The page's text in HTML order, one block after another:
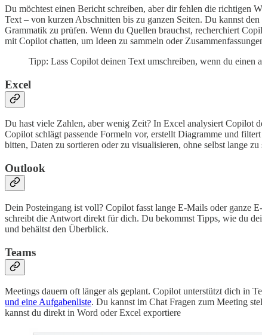
Du möchtest einen Bericht schreiben, aber dir fehlen die richtigen
Text – von kurzen Abschnitten bis zu ganzen Seiten. Du kannst den
Grammatik zu prüfen. Wenn du Quellen brauchst, recherchiert
mit Copilot chatten, um Ideen zu sammeln oder
Tipp: Lass Copilot deinen Text umschreiben, wenn du einen
Excel
Du hast viele Zahlen, aber wenig Zeit? In Excel analysiert Copilot
Copilot schlägt passende Formeln vor, erstellt Diagramme und
bitten, Daten zu sortieren oder zu visualisieren, ohne selbst lange zu
Outlook
Dein Posteingang ist voll? Copilot fasst lange E-Mails oder ganze
schreibt die Antwort direkt für dich. Du bekommst Tipps, wie du
und behältst den Überblick.
Teams
Meetings dauern oft länger als geplant. Copilot unterstützt dich in
und eine Aufgabenliste. Du kannst im Chat Fragen zum Meeting
kannst du direkt in Word oder Excel exportiere